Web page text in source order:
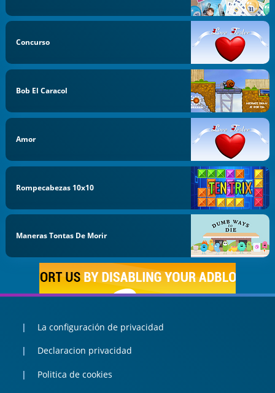
Concurso
Bob El Caracol
Amor
Rompecabezas 10x10
Maneras Tontas De Morir
La configuración de privacidad
Declaracion privacidad
Politica de cookies